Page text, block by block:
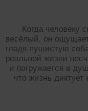
Когда человеку
весёлый, он
гладя пушистую
реальной жизни
и погружается в
что жизнь